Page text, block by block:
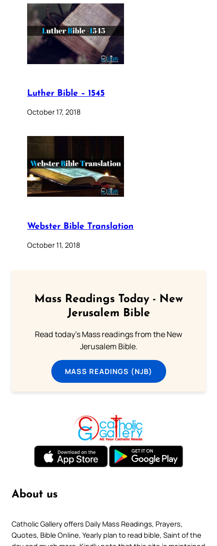
Luther Bible – 1545
October 17, 2018
Webster Bible Translation
October 11, 2018
Mass Readings Today - New
Jerusalem Bible
Read today's Mass readings from the New
Jerusalem Bible.
MASS READINGS (NJB)
About us
Catholic Gallery offers Daily Mass Readings, Prayers,
Quotes, Bible Online, Yearly plan to read bible, Saint of the